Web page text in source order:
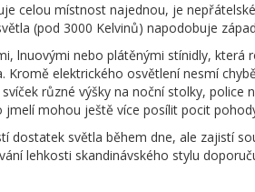
celou místnost najednou, je
(pod 3000 Kelvinů) napodobuje
lnuovými nebo plátěnými stínidly, která
elektrického osvětlení nesmí
různé výšky na noční stolky, policе
jmelí mohou ještě více posílit pocit
dostatek světla během dne, ale zajistí
lehkosti skandinávského stylu